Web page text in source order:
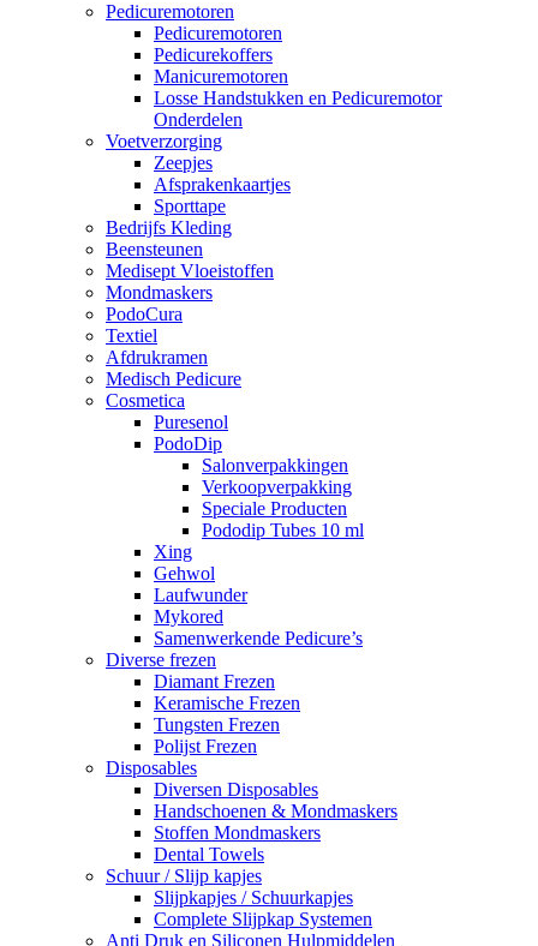
Pedicuremotoren
Pedicuremotoren
Pedicurekoffers
Manicuremotoren
Losse Handstukken en Pedicuremotor
Onderdelen
Voetverzorging
Zeepjes
Afsprakenkaartjes
Sporttape
Bedrijfs Kleding
Beensteunen
Medisept Vloeistoffen
Mondmaskers
PodoCura
Textiel
Afdrukramen
Medisch Pedicure
Cosmetica
Puresenol
PodoDip
Salonverpakkingen
Verkoopverpakking
Speciale Producten
Pododip Tubes 10 ml
Xing
Gehwol
Laufwunder
Mykored
Samenwerkende Pedicure’s
Diverse frezen
Diamant Frezen
Keramische Frezen
Tungsten Frezen
Polijst Frezen
Disposables
Diversen Disposables
Handschoenen & Mondmaskers
Stoffen Mondmaskers
Dental Towels
Schuur / Slijp kapjes
Slijpkapjes / Schuurkapjes
Complete Slijpkap Systemen
Anti Druk en Siliconen Hulpmiddelen